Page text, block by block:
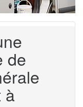
de
à